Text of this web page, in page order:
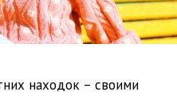
находок – своими